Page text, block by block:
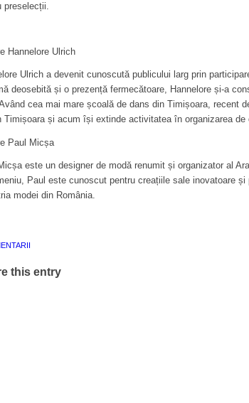
preselecții.
Hannelore Ulrich
Ulrich a devenit cunoscută publicului larg prin
deosebită și o prezență fermecătoare, Hannelore și-a
cea mai mare școală de dans din Timișoara, recent
Timișoara și acum își extinde activitatea în organizarea de
Paul Micșa
este un designer de modă renumit și organizator al
Paul este cunoscut pentru creațiile sale inovatoare
modei din România.
this entry